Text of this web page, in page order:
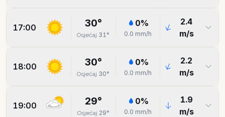
17:00 30°
Osjećaj 31°
0%
0.0 mm/h
2.4
m/s
18:00 30°
Osjećaj 30°
0%
0.0 mm/h
2.2
m/s
19:00 29°
Osjećaj 29°
0%
0.0 mm/h
1.9
m/s